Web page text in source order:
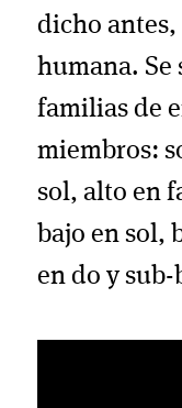
dicho
humana. Se
familias de
miembros:
sol, alto en
bajo en sol,
en do y sub-